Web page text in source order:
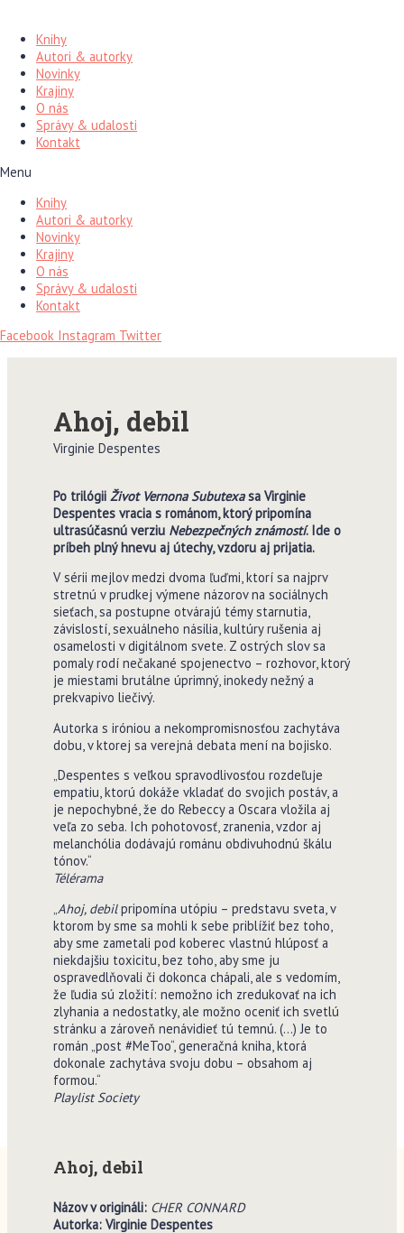
obsah
Knihy
Autori & autorky
Novinky
Krajiny
O nás
Správy & udalosti
Kontakt
Menu
Knihy
Autori & autorky
Novinky
Krajiny
O nás
Správy & udalosti
Kontakt
Facebook Instagram Twitter
Ahoj, debil
Virginie Despentes
Po trilógii Život Vernona Subutexasa Virginie
Despentes vracia s románom, ktorý pripomína
ultrasúčasnú verziu Nebezpečných známostí. Ide o
príbeh plný hnevu aj útechy, vzdoru aj prijatia.
V sérii mejlov medzi dvoma ľuďmi, ktorí sa najprv
stretnú v prudkej výmene názorov na sociálnych
sieťach, sa postupne otvárajú témy starnutia,
závislostí, sexuálneho násilia, kultúry rušenia aj
osamelosti v digitálnom svete. Z ostrých slov sa
pomaly rodí nečakané spojenectvo – rozhovor, ktorý
je miestami brutálne úprimný, inokedy nežný a
prekvapivo liečivý.
Autorka s iróniou a nekompromisnosťou zachytáva
dobu, v ktorej sa verejná debata mení na bojisko.
„Despentes s veľkou spravodlivosťou rozdeľuje
empatiu, ktorú dokáže vkladať do svojich postáv, a
je nepochybné, že do Rebeccy a Oscara vložila aj
veľa zo seba. Ich pohotovosť, zranenia, vzdor aj
melanchólia dodávajú románu obdivuhodnú škálu
tónov.“
Télérama
„Ahoj, debilpripomína utópiu – predstavu sveta, v
ktorom by sme sa mohli k sebe priblížiť bez toho,
aby sme zametali pod koberec vlastnú hlúposť a
niekdajšiu toxicitu, bez toho, aby sme ju
ospravedlňovali či dokonca chápali, ale s vedomím,
že ľudia sú zložití: nemožno ich zredukovať na ich
zlyhania a nedostatky, ale možno oceniť ich svetlú
stránku a zároveň nenávidieť tú temnú. (…) Je to
román „post #MeToo“, generačná kniha, ktorá
dokonale zachytáva svoju dobu – obsahom aj
formou.“
Playlist Society
Ahoj, debil
Názov v origináli: CHER CONNARD
Autorka: Virginie Despentes